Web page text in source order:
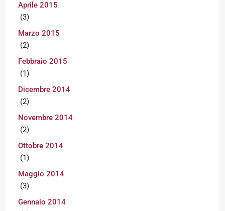
Aprile 2015
(3)
Marzo 2015
(2)
Febbraio 2015
(1)
Dicembre 2014
(2)
Novembre 2014
(2)
Ottobre 2014
(1)
Maggio 2014
(3)
Gennaio 2014